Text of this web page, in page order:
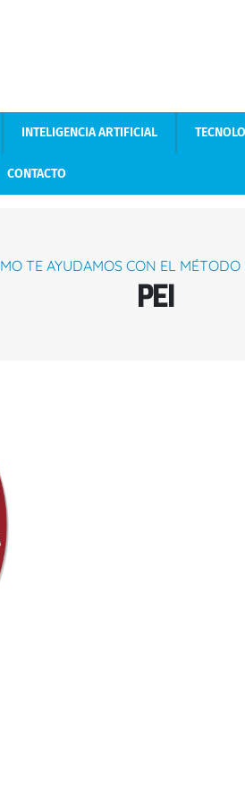
INTELIGENCIA ARTIFICIAL
CONTACTO
TE AYUDAMOS CON EL
PEI